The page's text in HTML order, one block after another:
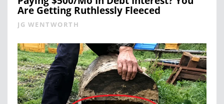
Are Getting Ruthlessly Fleeced
JG WENTWORTH